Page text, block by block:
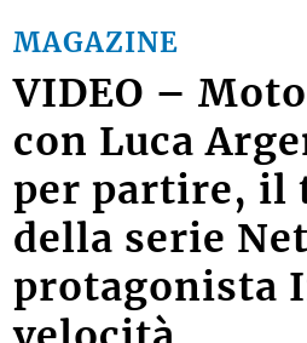
MAGAZINE
VIDEO –
con Luca
per partire, il
della serie
protagonista